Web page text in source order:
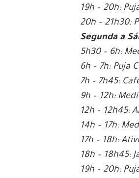
19h – 20h:
20h – 21h30:
Segunda a
5h30 – 6h:
6h – 7h: Puja
7h – 7h45:
9h – 12h:
12h – 12h45:
14h – 17h:
17h – 18h:
18h – 18h45:
19h – 20h: